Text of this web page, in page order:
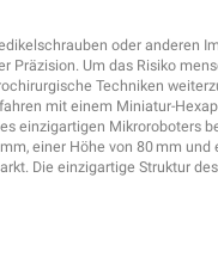
oder anderen
Präzision. Um das Risiko
Techniken
mit einem Miniatur-
einzigartigen Mikroroboters
einer Höhe von 80 mm
Die einzigartige Struktur